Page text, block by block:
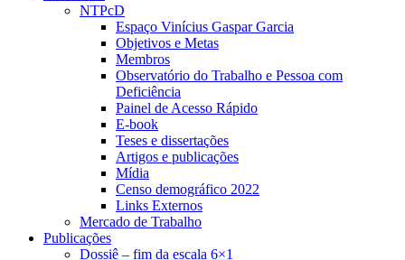
NTPcD
Espaço Vinícius Gaspar Garcia
Objetivos e Metas
Membros
Observatório do Trabalho e Pessoa com
Deficiência
Painel de Acesso Rápido
E-book
Teses e dissertações
Artigos e publicações
Mídia
Censo demográfico 2022
Links Externos
Mercado de Trabalho
Publicações
Dossiê – fim da escala 6×1